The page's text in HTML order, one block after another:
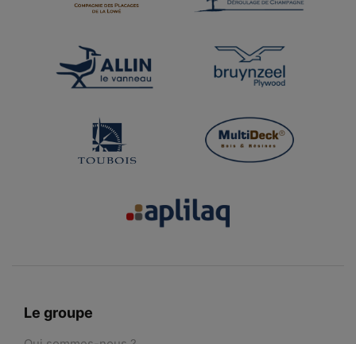
Le groupe